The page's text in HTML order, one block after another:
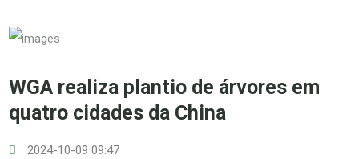
WGA realiza plantio de árvores em
quatro cidades da China
2024-10-09 09:47